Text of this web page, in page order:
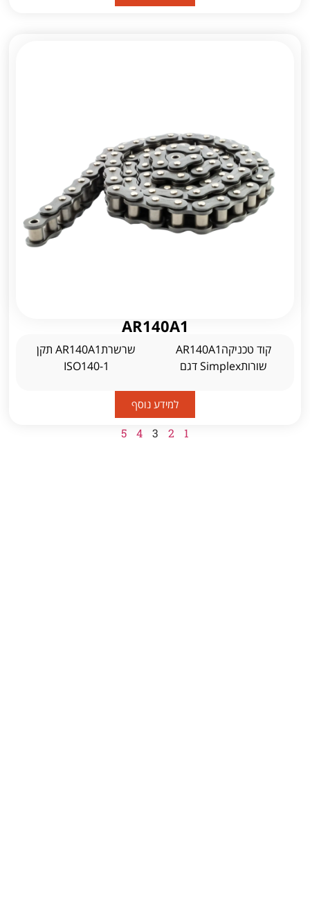
AR140A1
קוד טכניקהAR140A1
שורותSimplex דגם
שרשרתAR140A1 תקן
ISO140-1
למידע נוסף
1
2
3
4
5